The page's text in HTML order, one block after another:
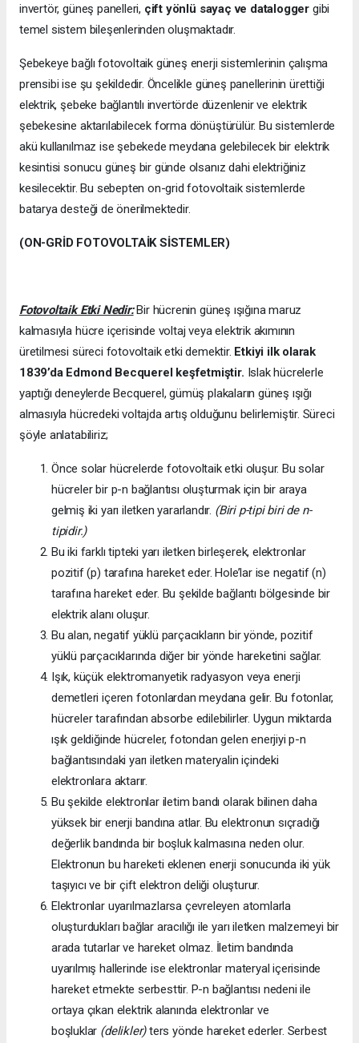
invertör, güneş panelleri, çift yönlü sayaç ve datalogger gibi
temel sistem bileşenlerinden oluşmaktadır.
Şebekeye bağlı fotovoltaik güneş enerji sistemlerinin çalışma
prensibi ise şu şekildedir. Öncelikle güneş panellerinin ürettiği
elektrik, şebeke bağlantılı invertörde düzenlenir ve elektrik
şebekesine aktarılabilecek forma dönüştürülür. Bu sistemlerde
akü kullanılmaz ise şebekede meydana gelebilecek bir elektrik
kesintisi sonucu güneş bir günde olsanız dahi elektriğiniz
kesilecektir. Bu sebepten on-grid fotovoltaik sistemlerde
batarya desteği de önerilmektedir.
(ON-GRİD FOTOVOLTAİK SİSTEMLER)
Fotovoltaik Etki Nedir:Bir hücrenin güneş ışığına maruz
kalmasıyla hücre içerisinde voltaj veya elektrik akımının
üretilmesi süreci fotovoltaik etki demektir. Etkiyi ilk olarak
1839’da Edmond Becquerel keşfetmiştir. Islak hücrelerle
yaptığı deneylerde Becquerel, gümüş plakaların güneş ışığı
almasıyla hücredeki voltajda artış olduğunu belirlemiştir. Süreci
şöyle anlatabiliriz;
Önce solar hücrelerde fotovoltaik etki oluşur. Bu solar
hücreler bir p-n bağlantısı oluşturmak için bir araya
gelmiş iki yarı iletken yararlandır. (Biri p-tipi biri de n-
tipidir.)
Bu iki farklı tipteki yarı iletken birleşerek, elektronlar
pozitif (p) tarafına hareket eder. Hole’lar ise negatif (n)
tarafına hareket eder. Bu şekilde bağlantı bölgesinde bir
elektrik alanı oluşur.
Bu alan, negatif yüklü parçacıkların bir yönde, pozitif
yüklü parçacıklarında diğer bir yönde hareketini sağlar.
Işık, küçük elektromanyetik radyasyon veya enerji
demetleri içeren fotonlardan meydana gelir. Bu fotonlar,
hücreler tarafından absorbe edilebilirler. Uygun miktarda
ışık geldiğinde hücreler, fotondan gelen enerjiyi p-n
bağlantısındaki yarı iletken materyalin içindeki
elektronlara aktarır.
Bu şekilde elektronlar iletim bandı olarak bilinen daha
yüksek bir enerji bandına atlar. Bu elektronun sıçradığı
değerlik bandında bir boşluk kalmasına neden olur.
Elektronun bu hareketi eklenen enerji sonucunda iki yük
taşıyıcı ve bir çift elektron deliği oluşturur.
Elektronlar uyarılmazlarsa çevreleyen atomlarla
oluşturdukları bağlar aracılığı ile yarı iletken malzemeyi bir
arada tutarlar ve hareket olmaz. İletim bandında
uyarılmış hallerinde ise elektronlar materyal içerisinde
hareket etmekte serbesttir. P-n bağlantısı nedeni ile
ortaya çıkan elektrik alanında elektronlar ve
boşluklar (delikler)ters yönde hareket ederler. Serbest